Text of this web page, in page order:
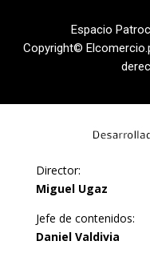
Espacio
Copyright©
Director:
Miguel Ugaz
Jefe de contenidos:
Daniel Valdivia